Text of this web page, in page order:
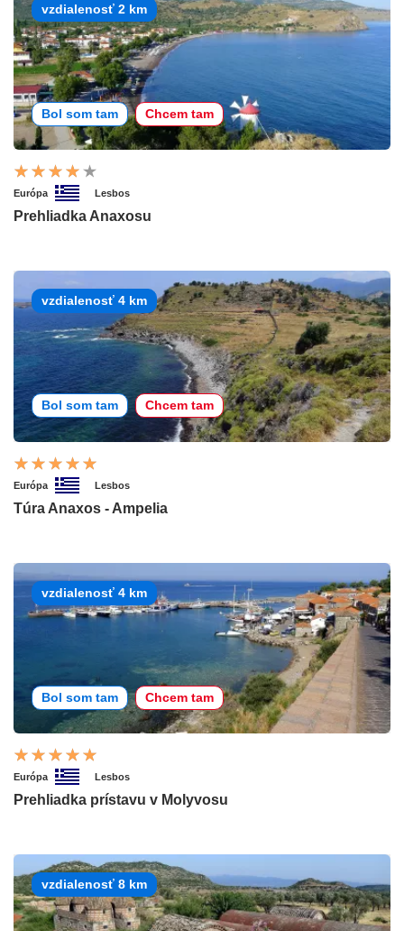
vzdialenosť 2 km
Bol som tam Chcem tam
Európa Lesbos
Prehliadka Anaxosu
vzdialenosť 4 km
Bol som tam Chcem tam
Európa Lesbos
Túra Anaxos - Ampelia
vzdialenosť 4 km
Bol som tam Chcem tam
Európa Lesbos
Prehliadka prístavu v Molyvosu
vzdialenosť 8 km